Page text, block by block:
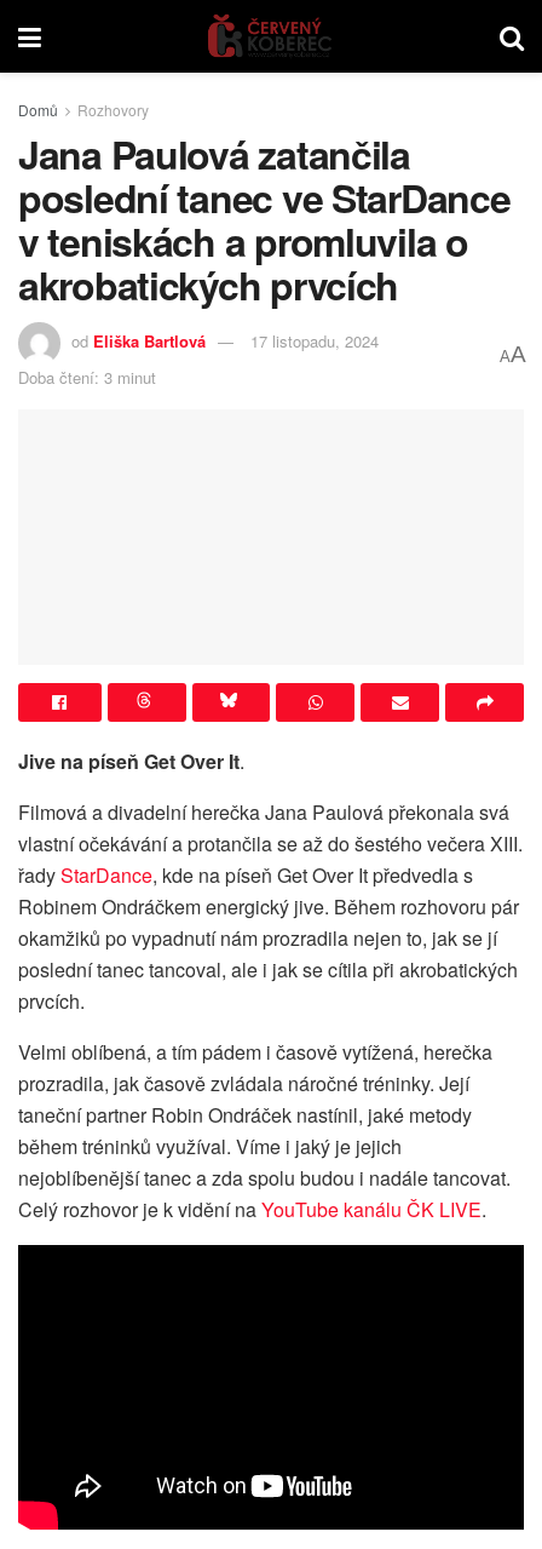
Domů Rozhovory
Jana Paulová zatančila
poslední tanec ve StarDance
v teniskách a promluvila o
akrobatických prvcích
od Eliška Bartlová
17 listopadu, 2024
Doba čtení: 3 minut
AA
Jive na píseň Get Over It.
Filmová a divadelní herečka Jana Paulová překonala svá
vlastní očekávání a protančila se až do šestého večera XIII.
řadyStarDance, kde na píseň Get Over It předvedla s
Robinem Ondráčkem energický jive. Během rozhovoru pár
okamžiků po vypadnutí nám prozradila nejen to, jak se jí
poslední tanec tancoval, ale i jak se cítila při akrobatických
prvcích.
Velmi oblíbená, a tím pádem i časově vytížená, herečka
prozradila, jak časově zvládala náročné tréninky. Její
taneční partner Robin Ondráček nastínil, jaké metody
během tréninků využíval. Víme i jaký je jejich
nejoblíbenější tanec a zda spolu budou i nadále tancovat.
Celý rozhovor je k vidění naYouTube kanálu ČK LIVE.